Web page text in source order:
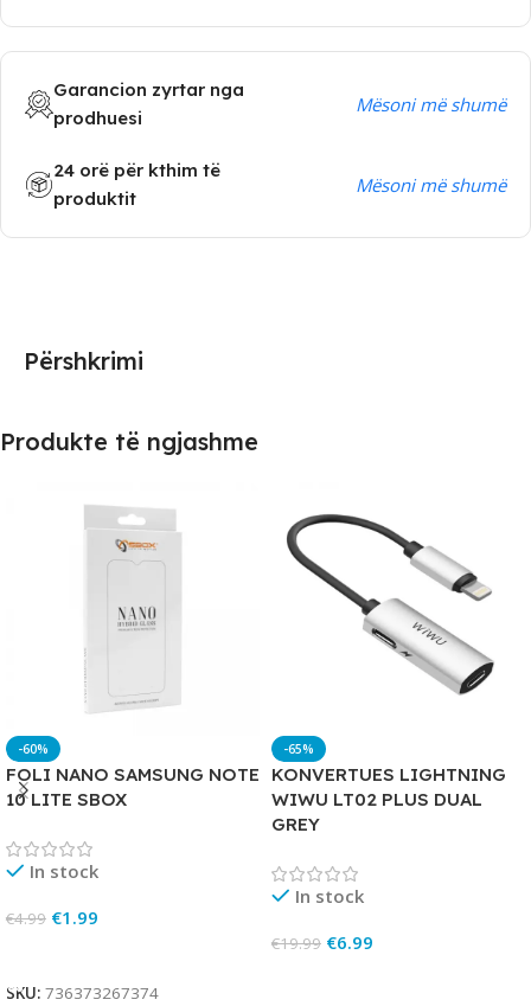
Garancion zyrtar nga
prodhuesi
Mësoni më shumë
24 orë për kthim të
produktit
Mësoni më shumë
Përshkrimi
Produkte të ngjashme
-60%
FOLI NANO SAMSUNG NOTE
10 LITE SBOX
In stock
€4.99 €1.99
SKU: 736373267374
-65%
KONVERTUES LIGHTNING
WIWU LT02 PLUS DUAL
GREY
In stock
€19.99 €6.99